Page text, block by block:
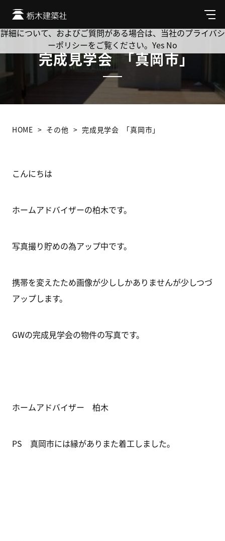
メ
ニ
ュ
完成見学会 ｢真岡市｣
HOME その他 完成見学会 ｢真岡市｣
こんにちは
ホームアドバイザーの柏木です。
写真撮り貯めの為アップ中です。
携帯を変えたため画像が少ししかありませんが少しつづ
アップします。
GWの完成見学会の物件の写真です。
ホームアドバイザー 柏木
PS 真岡市には縁がありまた着工しました。
Cookie を使用して、お客様の活動を追跡してもよろしいです
か? 当社ではお客様のプライバシーを極めて重視しています。
詳細について、およびご質問がある場合は、当社のプライバシ
ーポリシーをご覧ください。 Yes No